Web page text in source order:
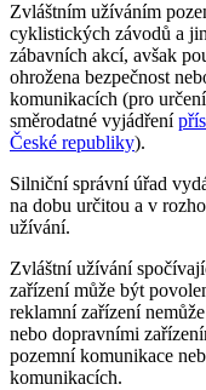
Zvláštním užíváním
cyklistických závodů a
zábavních akcí, avšak
ohrožena bezpečnost
komunikacích (pro
směrodatné vyjádření
České republiky).
Silniční správní úřad
na dobu určitou a v
užívání.
Zvláštní užívání
zařízení může být
reklamní zařízení
nebo dopravními
pozemní komunikace
komunikacích.